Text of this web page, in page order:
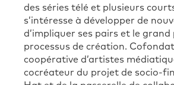
des séries télé et plusieurs
s’intéresse à développer de
d’impliquer ses pairs et le grand
processus de création.
coopérative d’artistes
cocréateur du projet de socio-